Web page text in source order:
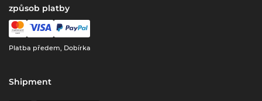
způsob platby
Platba předem, Dobírka
Shipment